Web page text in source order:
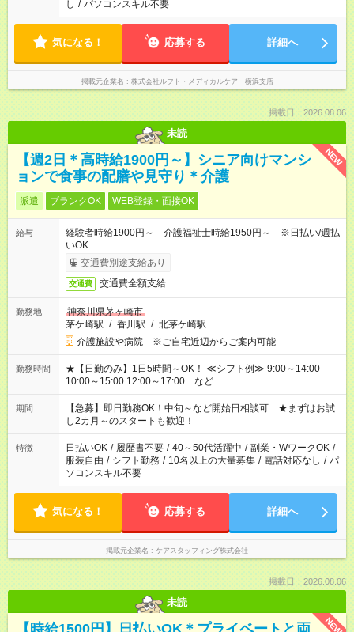
し / パソコンスキル不要
気になる！ 応募する 詳細へ
掲載元企業名 株式会社ルフト・メディカルケア 横浜支店
掲載日：2026.08.06
未読
NEW
【週2日＊高時給1900円～】シニア向けマンシ
ョンで食事の配膳や見守り＊介護
派遣 ブランクOK WEB登録・面接OK
給与
経験者時給1900円～ 介護福祉士時給1950円～ ※日払い/週払
いOK
交通費別途支給あり
交通費 交通費全額支給
勤務地
神奈川県茅ヶ崎市
茅ケ崎駅 / 香川駅 / 北茅ケ崎駅
介護施設や病院 ※ご自宅近辺からご案内可能
勤務時間
★【日勤のみ】1日5時間～OK！ ≪シフト例≫ 9:00～14:00
10:00～15:00 12:00～17:00 など
期間
【急募】即日勤務OK！中旬～など開始日相談可 ★まずはお試
し2カ月～のスタートも歓迎！
特徴 日払いOK / 履歴書不要 / 40～50代活躍中 / 副業・WワークOK /
服装自由 / シフト勤務 / 10名以上の大量募集 / 電話対応なし / パ
ソコンスキル不要
気になる！ 応募する 詳細へ
掲載元企業名 ケアスタッフィング株式会社
掲載日：2026.08.06
未読
NEW
【時給1500円】日払いOK＊プライベートと両